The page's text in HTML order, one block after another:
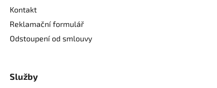
Kontakt
Reklamační formulář
Odstoupení od smlouvy
Služby